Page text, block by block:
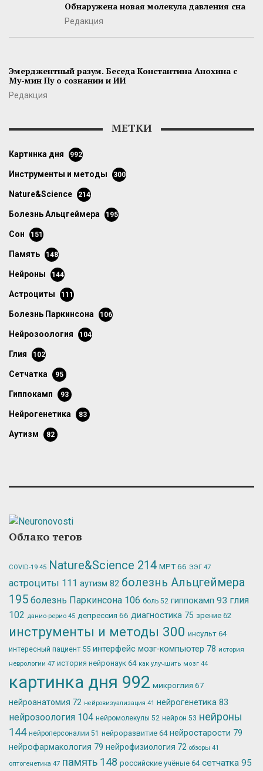
Обнаружена новая молекула давления сна
Редакция
Эмерджентный разум. Беседа Константина Анохина с
Му-мин Пу о сознании и ИИ
Редакция
МЕТКИ
картинка дня 992
инструменты и методы 300
Nature&Science 214
болезнь Альцгеймера 195
сон 151
память 148
нейроны 144
астроциты 111
болезнь Паркинсона 106
нейрозоология 104
глия 102
сетчатка 95
гиппокамп 93
нейрогенетика 83
аутизм 82
Облако тегов
COVID-19 45 Nature&Science 214 МРТ66 ЭЭГ 47
астроциты 111 аутизм 82 болезнь Альцгеймера
195 болезнь Паркинсона 106 боль 52 гиппокамп 93 глия
102 данио-рерио 45 депрессия 66 диагностика 75 зрение 62
инструменты и методы 300 инсульт 64
интересный пациент 55 интерфейс мозг-компьютер 78 история
неврологии 47 история нейронаук 64 как улучшить мозг 44
картинка дня 992 микроглия 67
нейроанатомия 72 нейровизуализация 41 нейрогенетика 83
нейрозоология 104 нейромолекулы 52 нейрон 53 нейроны
144 нейроперсоналии 51 нейроразвитие 64 нейростарости 79
нейрофармакология 79 нейрофизиология 72 обзоры 41
оптогенетика 47 память 148 российские учёные 64 сетчатка 95